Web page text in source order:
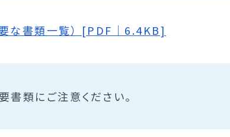
な書類一覧） [PDF｜6.4KB]
類にご注意ください。